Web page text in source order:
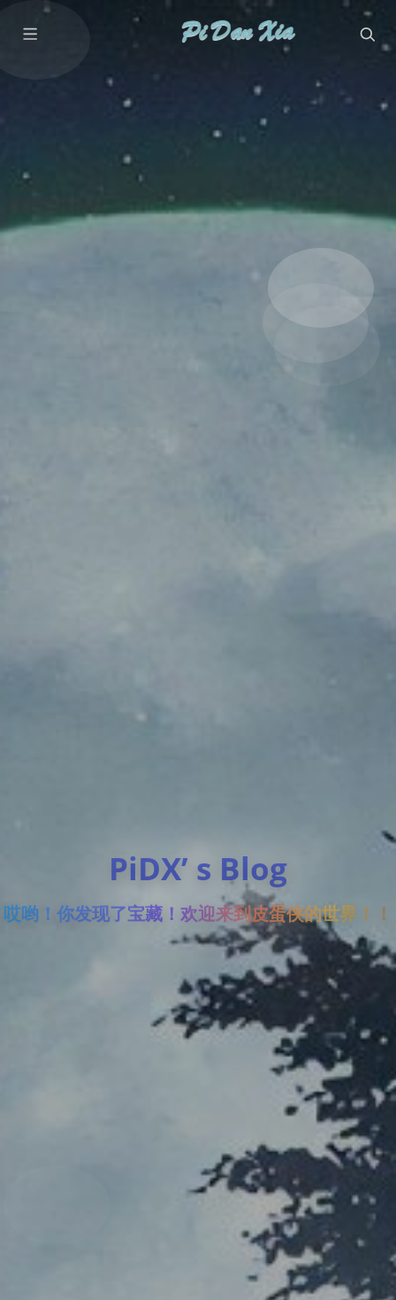
PiDX’ s Blog
哎哟！你发现了宝藏！欢迎来到皮蛋侠的世界！！